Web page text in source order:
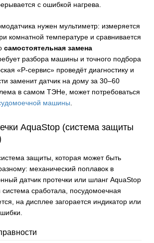
с ошибкой нагрева.
нужен мультиметр: измеряется
комнатной температуре и сравнивается
самостоятельная замена
разбора машины и точного подбора
«Р-сервис» проведёт диагностику и
заменит датчик на дому за 30–60
в самом ТЭНе, может потребоваться
машины
AquaStop (система защиты
защиты, которая может быть
механический поплавок в
датчик протечки или шланг AquaStop
сработала, посудомоечная
на дисплее загорается индикатор или